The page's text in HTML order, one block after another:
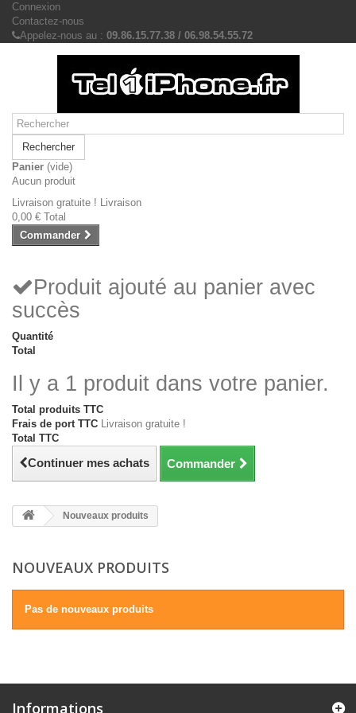
Connexion
Contactez-nous
Appelez-nous au : 09.86.15.77.38 / 06.98.54.55.72
Rechercher
Panier (vide)
Aucun produit
Livraison gratuite ! Livraison
0,00 € Total
Commander
Produit ajouté au panier avec
succès
Quantité
Total
Il y a 1 produit dans votre panier.
Total produits TTC
Frais de port TTC Livraison gratuite !
Total TTC
Continuer mes achats Commander
Nouveaux produits
NOUVEAUX PRODUITS
Pas de nouveaux produits
Informations